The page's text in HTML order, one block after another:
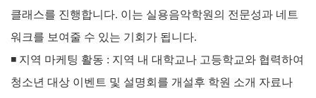
클래스를 진행합니다. 이는 실용음악학원의 전문성과 네트
워크를 보여줄 수 있는 기회가 됩니다.
◾ 지역 마케팅 활동 : 지역 내 대학교나 고등학교와 협력하여
청소년 대상 이벤트 및 설명회를 개설후 학원 소개 자료나